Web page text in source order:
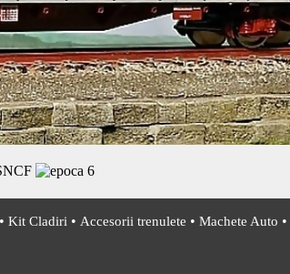
• Kit Cladiri • Accesorii trenulete • Machete Auto •